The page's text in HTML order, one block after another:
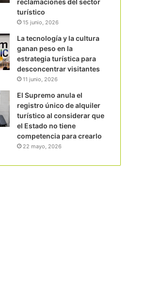
reclamaciones del sector
turístico
15 junio, 2026
La tecnología y la cultura
ganan peso en la
estrategia turística para
desconcentrar visitantes
11 junio, 2026
El Supremo anula el
registro único de alquiler
turístico al considerar que
el Estado no tiene
competencia para crearlo
22 mayo, 2026